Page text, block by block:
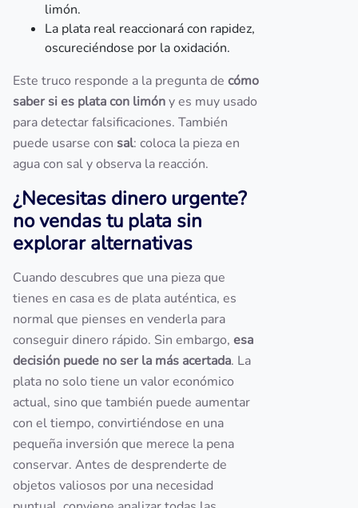
limón.
La plata real reaccionará con rapidez,
oscureciéndose por la oxidación.
Este truco responde a la pregunta de cómo
saber si es plata con limóny es muy usado
para detectar falsificaciones. También
puede usarse con sal: coloca la pieza en
agua con sal y observa la reacción.
¿Necesitas dinero urgente?
no vendas tu plata sin
explorar alternativas
Cuando descubres que una pieza que
tienes en casa es de plata auténtica, es
normal que pienses en venderla para
conseguir dinero rápido. Sin embargo, esa
decisión puede no ser la más acertada. La
plata no solo tiene un valor económico
actual, sino que también puede aumentar
con el tiempo, convirtiéndose en una
pequeña inversión que merece la pena
conservar. Antes de desprenderte de
objetos valiosos por una necesidad